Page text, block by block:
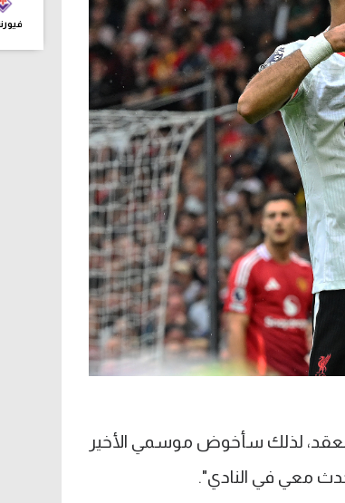
لذلك سأخوض موسمي الأخير
معي في النادي".